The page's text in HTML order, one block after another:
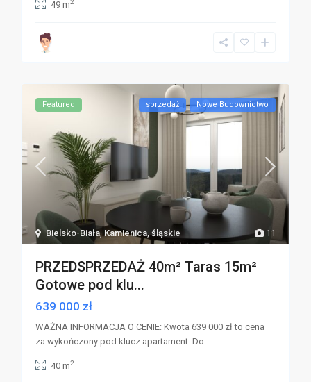
49 m2
11
Bielsko-Biała,Kamienica,śląskie
Featured sprzedaż Nowe Budownictwo
PRZEDSPRZEDAŻ 40m² Taras 15m²
Gotowe pod klu...
639 000 zł
WAŻNA INFORMACJA O CENIE: Kwota 639 000 zł to cena
za wykończony pod klucz apartament. Do ...
40 m2